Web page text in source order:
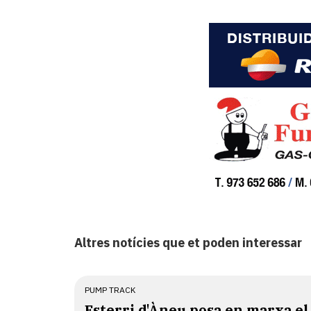
Altres notícies que et poden interessar
PUMP TRACK